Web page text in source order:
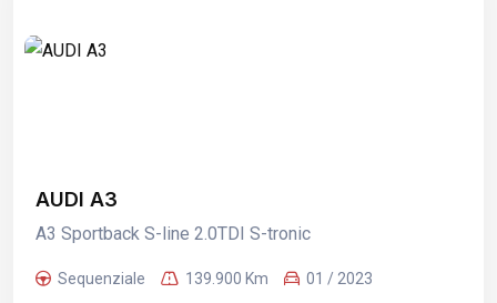
AUDI A3
A3 Sportback S-line 2.0TDI S-tronic
Sequenziale 139.900 Km
01 / 2023